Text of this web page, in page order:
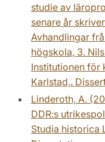
studie av
senare år
Avhandlingar
högskola, 3.
Institutionen för
Karlstad,.
Linderoth, A.
DDR:s
Studia historica